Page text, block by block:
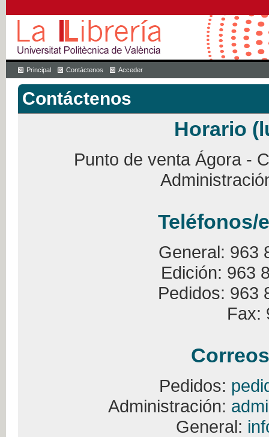
Principal Contáctenos Acceder
Contáctenos
Horario
Punto de venta Ágora -
Teléfonos/
General: 963
Edición: 963
Pedidos: 963
Fax:
Pedidos:
Administración:
General: